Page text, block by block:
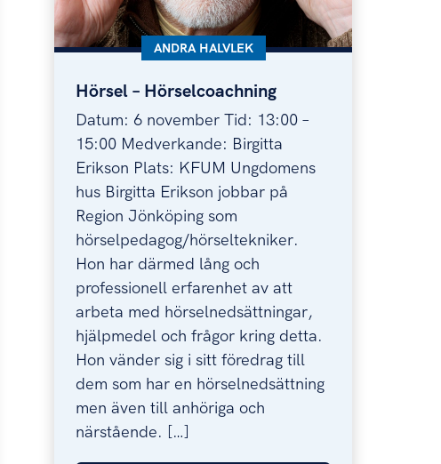
Hörsel – Hörselcoachning
Hörsel – Hörselcoachning
KATEGORI:
ANDRA HALVLEK
Datum: 6 november Tid: 13:00 –
15:00 Medverkande: Birgitta
Erikson Plats: KFUM Ungdomens
hus Birgitta Erikson jobbar på
Region Jönköping som
hörselpedagog/hörseltekniker.
Hon har därmed lång och
professionell erfarenhet av att
arbeta med hörselnedsättningar,
hjälpmedel och frågor kring detta.
Hon vänder sig i sitt föredrag till
dem som har en hörselnedsättning
men även till anhöriga och
närstående. […]